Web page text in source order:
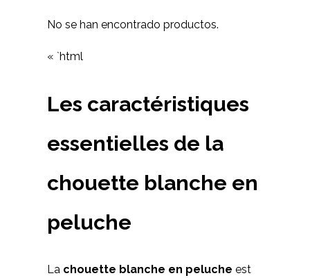
No se han encontrado productos.
« `html
Les caractéristiques
essentielles de la
chouette blanche en
peluche
La chouette blanche en peluche est